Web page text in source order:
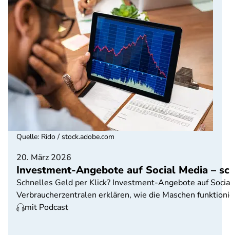
20. März 2026
Investment-Angebote auf Social Media –
Schnelles Geld per Klick? Investment-Angebote auf
Verbraucherzentralen erklären, wie die Maschen
mit Podcast
Quelle: Rido / stock.adobe.com